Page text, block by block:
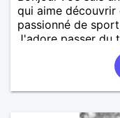
qui aime découvrir
passionné de
J'adore passer du
partager des